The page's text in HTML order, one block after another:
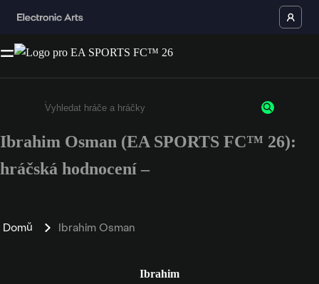
Enter a minimum of 3 characters or numbers
Ibrahim Osman (EA SPORTS FC™ 26):
hráčská hodnocení –
Domů Ibrahim Osman
Ibrahim